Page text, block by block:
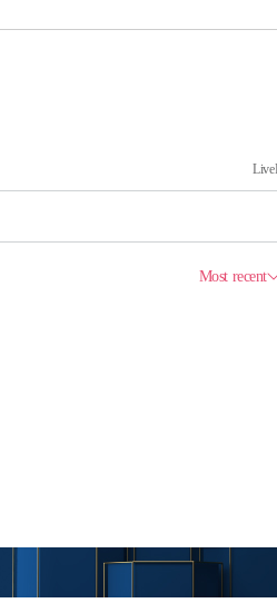
표창원, 남규리에 15년 만에
사과…"제가 틀렸습니다"